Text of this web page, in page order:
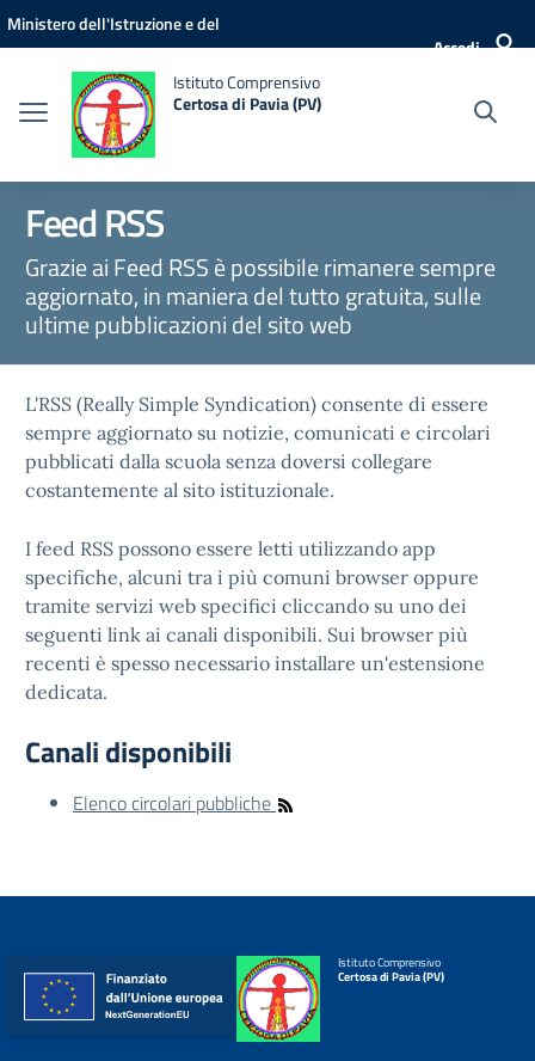
Vai ai contenuti
Vai al menu di navigazione
Vai al footer
Ministero dell'Istruzione e del
Accedi
Istituto Comprensivo
Certosa di Pavia (PV)
Feed RSS
Grazie ai Feed RSS è possibile rimanere sempre
aggiornato, in maniera del tutto gratuita, sulle
ultime pubblicazioni del sito web
L'RSS (Really Simple Syndication) consente di essere
sempre aggiornato su notizie, comunicati e circolari
pubblicati dalla scuola senza doversi collegare
costantemente al sito istituzionale.
I feed RSS possono essere letti utilizzando app
specifiche, alcuni tra i più comuni browser oppure
tramite servizi web specifici cliccando su uno dei
seguenti link ai canali disponibili. Sui browser più
recenti è spesso necessario installare un'estensione
dedicata.
Canali disponibili
Elenco circolari pubbliche
Istituto Comprensivo
Certosa di Pavia (PV)